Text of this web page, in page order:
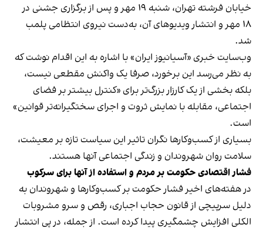
خیابان فرشته تهران، شنبه ۱۹ مهر و پس از برگزاری جشنی در
۱۸ مهر و انتشار ویدیوهای آن، به‌دست نیروی انتظامی پلمب
شد.
وب‌سایت خبری «آسیانیوز ایران» با اشاره به این اقدام نوشت که
به نظر می‌رسد این برخورد، صرفا یک واکنش مقطعی نیست،
بلکه بخشی از یک کارزار بزرگ‌تر برای «کنترل بیشتر بر فضای
اجتماعی، مقابله با نمایش ثروت و اجرای سختگیرانه‌تر قوانین»
است.
بسیاری از کسب‌وکارها نگران تاثیر این سیاست‌ تازه بر معیشت،
سلامت روان شهروندان و زندگی اجتماعی آنها هستند.
فشار اقتصادی حکومت بر مردم و استفاده از آنها برای سرکوب
در هفته‌های اخیر فشار حکومت بر کسب‌وکارها و شهروندان به
دلیل سرپیچی از قانون حجاب اجباری، رقص و سرو مشروبات
الکلی افزایش چشمگیری پیدا کرده است. از جمله، در پی انتشار